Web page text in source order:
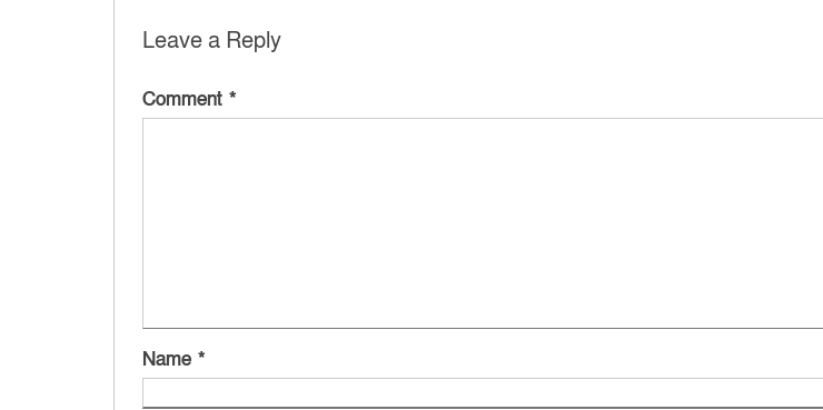
Leave a Reply
Comment *
Name *